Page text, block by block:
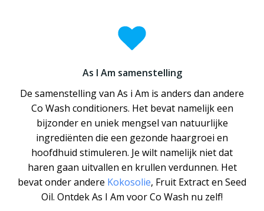
As I Am samenstelling
De samenstelling van As i Am is anders dan andere
Co Wash conditioners. Het bevat namelijk een
bijzonder en uniek mengsel van natuurlijke
ingrediënten die een gezonde haargroei en
hoofdhuid stimuleren. Je wilt namelijk niet dat
haren gaan uitvallen en krullen verdunnen. Het
bevat onder andere Kokosolie, Fruit Extract en Seed
Oil. Ontdek As I Am voor Co Wash nu zelf!